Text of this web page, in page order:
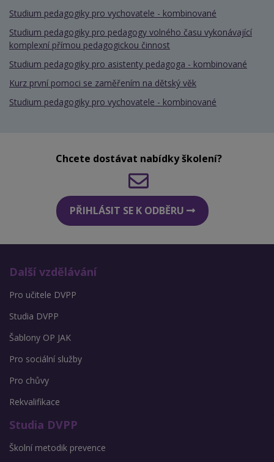
Studium pedagogiky pro vychovatele - kombinované
Studium pedagogiky pro pedagogy volného času vykonávající
komplexní přímou pedagogickou činnost
Studium pedagogiky pro asistenty pedagoga - kombinované
Kurz první pomoci se zaměřením na dětský věk
Studium pedagogiky pro vychovatele - kombinované
Chcete dostávat nabídky školení?
PŘIHLÁSIT SE K ODBĚRU
Další vzdělávání
Pro učitele DVPP
Studia DVPP
Šablony OP JAK
Pro sociální služby
Pro chůvy
Rekvalifikace
Studia DVPP
Školní metodik prevence